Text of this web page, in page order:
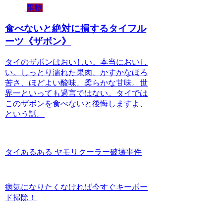
果物
食べないと絶対に損するタイフル
ーツ《ザボン》
タイのザボンはおいしい。本当においし
い。しっとり濡れた果肉、かすかなほろ
苦さ、ほどよい酸味、柔らかな甘味。世
界一といっても過言ではない。タイでは
このザボンを食べないと後悔しますよ、
という話。
タイあるある ヤモリクーラー破壊事件
病気になりたくなければ今すぐキーボー
ド掃除！